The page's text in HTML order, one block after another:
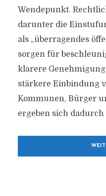
Wendepunkt.
darunter die
als „überragendes
sorgen für
klarere
stärkere Einbindung
Kommunen, Bürger
ergeben sich dadurch